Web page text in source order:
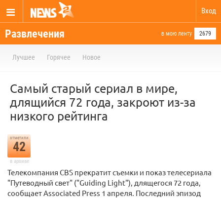
Вход
Развлечения в мою ленту 2679
Лучшее Горячее Новое
Самый старый сериал в мире,
длящийся 72 года, закроют из-за
низкого рейтинга
отметили
42
в архиве
Телекомпания CBS прекратит съемки и показ телесериала
"Путеводный свет" ("Guiding Light"), длящегося 72 года,
сообщает Associated Press 1 апреля. Последний эпизод